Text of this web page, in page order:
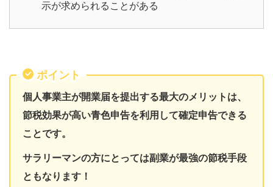
示が求められることがある
ポイント
個人事業主が開業届を提出する最大のメリットは、
節税効果が高い青色申告を利用して確定申告できる
ことです。
サラリーマンの方にとっては副業が最強の節税手段
ともなります！